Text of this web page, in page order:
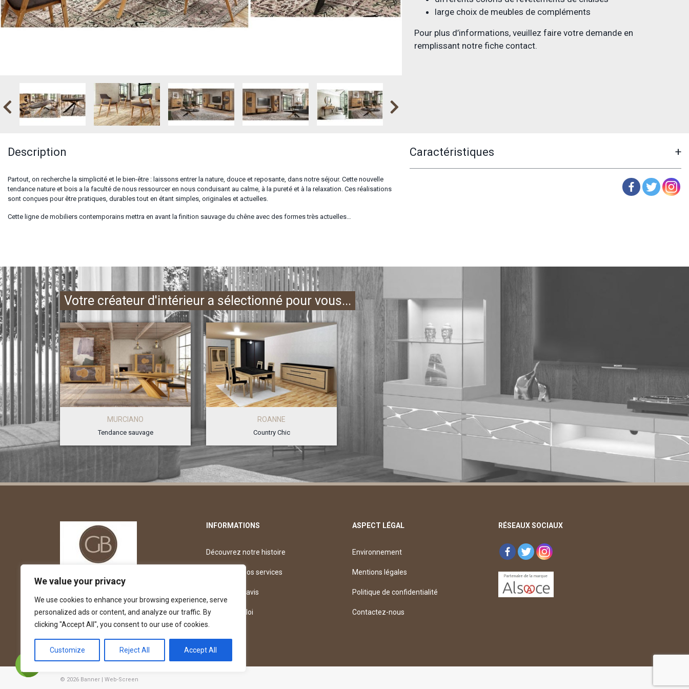
We value your privacy
We use cookies to enhance your browsing experience, serve
personalized ads or content, and analyze our traffic. By
clicking "Accept All", you consent to our use of cookies.
Customize Reject All Accept All
large choix de meubles de compléments
Pour plus d’informations, veuillez faire votre demande en
remplissant notre fiche contact.
Description
Partout, on recherche la simplicité et le bien-être : laissons entrer la nature, douce et reposante, dans notre séjour. Cette nouvelle
tendance nature et bois a la faculté de nous ressourcer en nous conduisant au calme, à la pureté et à la relaxation. Ces réalisations
sont conçues pour être pratiques, durables tout en étant simples, originales et actuelles.
Cette ligne de mobiliers contemporains mettra en avant la finition sauvage du chêne avec des formes très actuelles…
Caractéristiques +
Votre créateur d'intérieur a sélectionné pour vous...
MURCIANO
Tendance sauvage
ROANNE
Country Chic
INFORMATIONS
Découvrez notre histoire
Découvrez nos services
Déposez un avis
Offre d’emploi
ASPECT LÉGAL
Environnement
Mentions légales
Politique de confidentialité
Contactez-nous
RÉSEAUX SOCIAUX
© 2026 Banner Web-Screen